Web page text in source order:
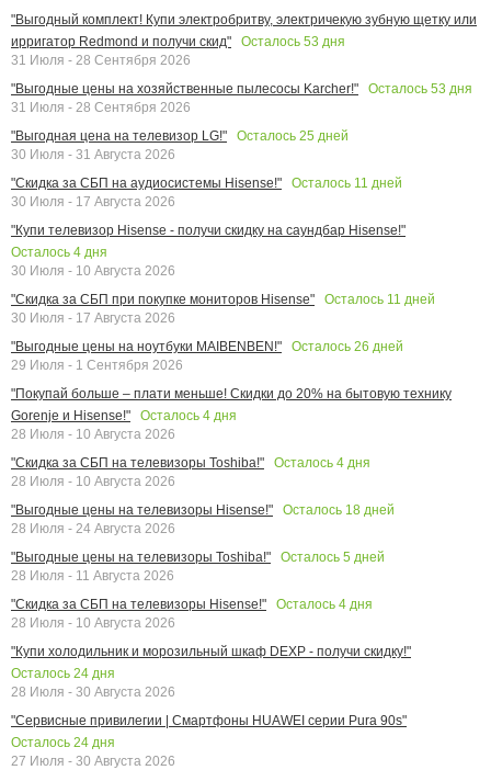
"Выгодный комплект! Купи электробритву, электричекую зубную щетку или
ирригатор Redmond и получи скид"
Осталось 53 дня
31 Июля - 28 Сентября 2026
"Выгодные цены на хозяйственные пылесосы Karcher!"
Осталось 53 дня
31 Июля - 28 Сентября 2026
"Выгодная цена на телевизор LG!"
Осталось 25 дней
30 Июля - 31 Августа 2026
"Скидка за СБП на аудиосистемы Hisense!"
Осталось 11 дней
30 Июля - 17 Августа 2026
"Купи телевизор Hisense - получи скидку на саундбар Hisense!"
Осталось 4 дня
30 Июля - 10 Августа 2026
"Скидка за СБП при покупке мониторов Hisense"
Осталось 11 дней
30 Июля - 17 Августа 2026
"Выгодные цены на ноутбуки MAIBENBEN!"
Осталось 26 дней
29 Июля - 1 Сентября 2026
"Покупай больше – плати меньше! Скидки до 20% на бытовую технику
Gorenje и Hisense!"
Осталось 4 дня
28 Июля - 10 Августа 2026
"Скидка за СБП на телевизоры Toshiba!"
Осталось 4 дня
28 Июля - 10 Августа 2026
"Выгодные цены на телевизоры Hisense!"
Осталось 18 дней
28 Июля - 24 Августа 2026
"Выгодные цены на телевизоры Toshiba!"
Осталось 5 дней
28 Июля - 11 Августа 2026
"Скидка за СБП на телевизоры Hisense!"
Осталось 4 дня
28 Июля - 10 Августа 2026
"Купи холодильник и морозильный шкаф DEXP - получи скидку!"
Осталось 24 дня
28 Июля - 30 Августа 2026
"Сервисные привилегии | Смартфоны HUAWEI серии Pura 90s"
Осталось 24 дня
27 Июля - 30 Августа 2026